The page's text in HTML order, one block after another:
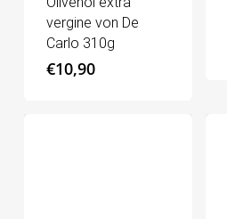
vergine von De
Carlo 310g
€10,90